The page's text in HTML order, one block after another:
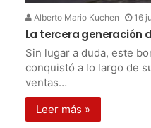
Alberto Mario Kuchen 16
La tercera generación
Sin lugar a duda, este
conquistó a lo largo de
ventas…
Leer más »